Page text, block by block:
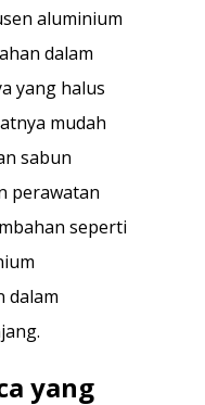
aluminium
dalam
yang halus
mudah
sabun
perawatan
seperti
dalam
yang